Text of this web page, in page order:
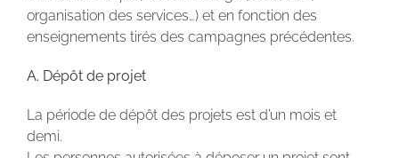
organisation des services…) et en fonction des
enseignements tirés des campagnes précédentes.
A. Dépôt de projet
La période de dépôt des projets est d’un mois et
demi.